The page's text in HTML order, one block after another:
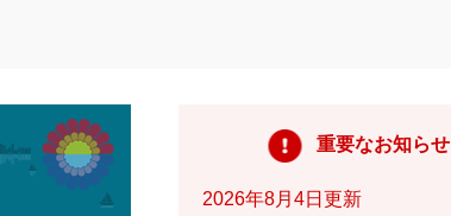
重要なお知らせ
2026年8月4日更新